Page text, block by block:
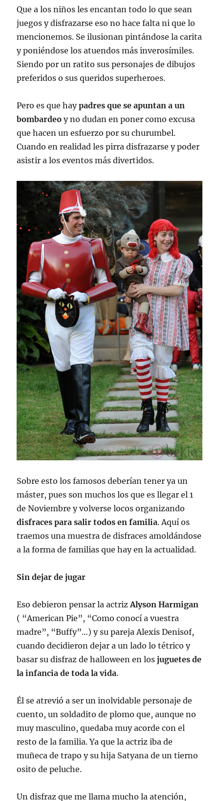
Que a los niños les encantan todo lo que sean
juegos y disfrazarse eso no hace falta ni que lo
mencionemos. Se ilusionan pintándose la carita
y poniéndose los atuendos más inverosímiles.
Siendo por un ratito sus personajes de dibujos
preferidos o sus queridos superheroes.
Pero es que haypadres que se apuntan a un
bombardeo y no dudan en poner como excusa
que hacen un esfuerzo por su churumbel.
Cuando en realidad les pirra disfrazarse y poder
asistir a los eventos más divertidos.
Sobre esto los famosos deberían tener ya un
máster, pues son muchos los que es llegar el 1
de Noviembre y volverse locos organizando
disfraces para salir todos en familia. Aquí os
traemos una muestra de disfraces amoldándose
a la forma de familias que hay en la actualidad.
Sin dejar de jugar
Eso debieron pensar la actrizAlyson Harmigan
( “American Pie”, “Como conocí a vuestra
madre”, “Buffy”…) y su pareja Alexis Denisof,
cuando decidieron dejar a un lado lo tétrico y
basar su disfraz de halloween en losjuguetes de
la infancia de toda la vida.
Él se atrevió a ser un inolvidable personaje de
cuento, un soldadito de plomo que, aunque no
muy masculino, quedaba muy acorde con el
resto de la familia. Ya que la actriz iba de
muñeca de trapo y su hija Satyana de un tierno
osito de peluche.
Un disfraz que me llama mucho la atención,